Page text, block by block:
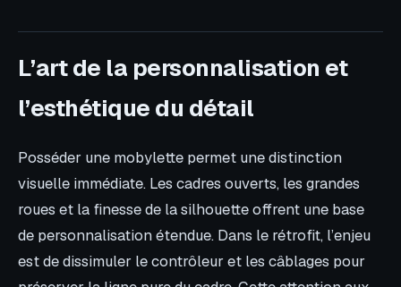
L’art de la personnalisation et
l’esthétique du détail
Posséder une mobylette permet une distinction
visuelle immédiate. Les cadres ouverts, les grandes
roues et la finesse de la silhouette offrent une base
de personnalisation étendue. Dans le rétrofit, l’enjeu
est de dissimuler le contrôleur et les câblages pour